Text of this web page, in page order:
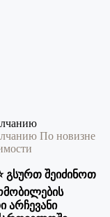
По новизне
გსურთ შეიძინოთ
არჩევანი